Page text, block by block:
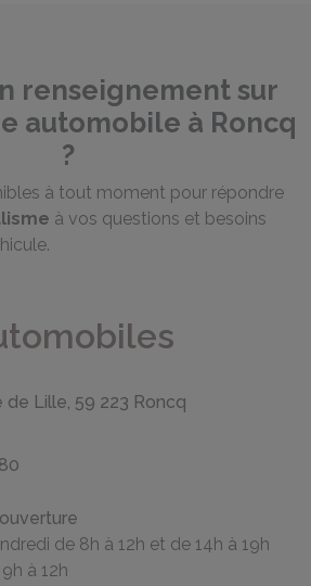
renseignement sur
automobile à Roncq
?
à tout moment pour répondre
à vos questions et besoins
de Lille, 59 223 Roncq
de 8h à 12h et de 14h à 19h
à 12h